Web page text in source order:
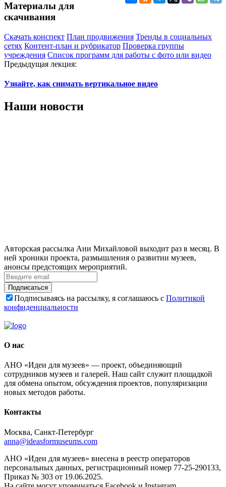
Материалы для
скачивания
Скачать конспект План продвижения Тренды в социальных
сетях Контент-план и рубрикатор Проверка группы
учреждения Список программ для работы с фото или видео
Предыдущая лекция:
Узнайте, как снимать вертикальное видео
Наши новости
Авторская рассылка Ани Михайловой выходит раз в месяц. В
ней хроники проекта, размышления о развитии музеев,
анонсы предстоящих мероприятий.
Подписаться
Подписываясь на рассылку, я соглашаюсь с Политикой
конфиденциальности
О нас
АНО «Идеи для музеев» — проект, объединяющий
сотрудников музеев и галерей. Наш сайт служит площадкой
для обмена опытом, обсуждения проектов, популяризации
новых методов работы.
Контакты
Москва, Санкт-Петербург
anna@ideasformuseums.com
АНО «Идеи для музеев» внесена в реестр операторов
персональных данных, регистрационный номер 77-25-290133,
Приказ № 303 от 19.06.2025.